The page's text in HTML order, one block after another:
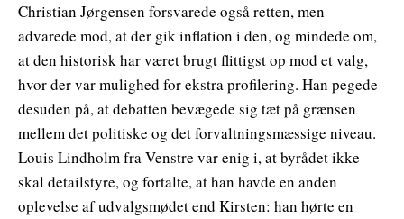
Christian Jørgensen forsvarede også retten, men
advarede mod, at der gik inflation i den, og mindede om,
at den historisk har været brugt flittigst op mod et valg,
hvor der var mulighed for ekstra profilering. Han pegede
desuden på, at debatten bevægede sig tæt på grænsen
mellem det politiske og det forvaltningsmæssige niveau.
Louis Lindholm fra Venstre var enig i, at byrådet ikke
skal detailstyre, og fortalte, at han havde en anden
oplevelse af udvalgsmødet end Kirsten: han hørte en